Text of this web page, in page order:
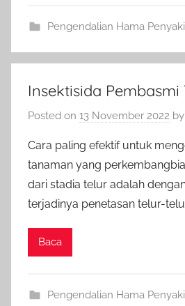
Pengendalian Hama
Insektisida Pembasmi
Posted on 13 November 2022 by
Cara paling efektif untuk
tanaman yang
dari stadia telur adalah
terjadinya penetasan telur-
Baca
Pengendalian Hama